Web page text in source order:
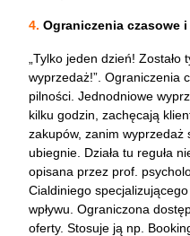
4. Ograniczenia czasowe
„Tylko jeden dzień!
wyprzedaż!”. Ograniczenia
pilności. Jednodniowe
kilku godzin, zachęcają
zakupów, zanim wyprzedaż
ubiegnie. Działa tu reguła
opisana przez prof.
Cialdiniego
wpływu. Ograniczona
oferty. Stosuje ją np.